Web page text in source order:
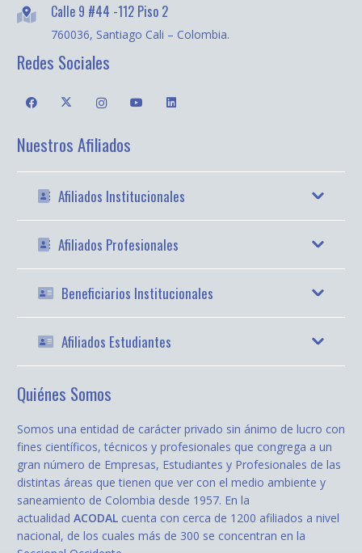
Calle 9 #44 -112 Piso 2
760036, Santiago Cali – Colombia.
Redes Sociales
Nuestros Afiliados
Afiliados Institucionales
Afiliados Profesionales
Beneficiarios Institucionales
Afiliados Estudiantes
Quiénes Somos
Somos una entidad de carácter privado sin ánimo de lucro con
fines científicos, técnicos y profesionales que congrega a un
gran número de Empresas, Estudiantes y Profesionales de las
distintas áreas que tienen que ver con el medio ambiente y
saneamiento de Colombia desde 1957. En la
actualidad ACODAL cuenta con cerca de 1200 afiliados a nivel
nacional, de los cuales más de 300 se concentran en la